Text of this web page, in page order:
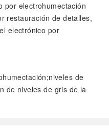
por electrohumectación
restauración de detalles,
electrónico por
de
de niveles de gris de la